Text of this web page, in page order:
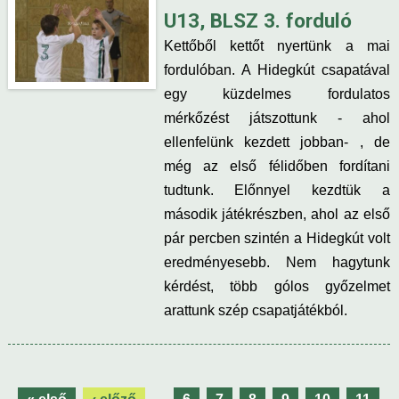
U13, BLSZ 3. forduló
Kettőből kettőt nyertünk a mai
fordulóban. A Hidegkút csapatával
egy küzdelmes fordulatos
mérkőzést játszottunk - ahol
ellenfelünk kezdett jobban- , de
még az első félidőben fordítani
tudtunk. Előnnyel kezdtük a
második játékrészben, ahol az első
pár percben szintén a Hidegkút volt
eredményesebb. Nem hagytunk
kérdést, több gólos győzelmet
arattunk szép csapatjátékból.
O